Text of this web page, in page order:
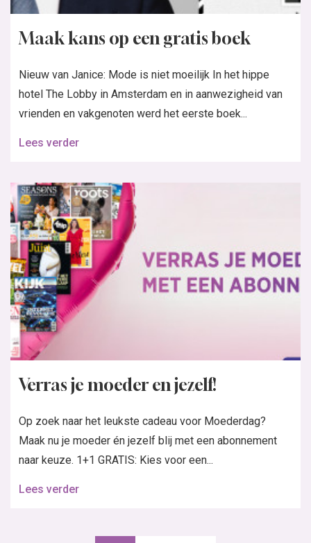
Maak kans op een gratis boek
Nieuw van Janice: Mode is niet moeilijk In het hippe
hotel The Lobby in Amsterdam en in aanwezigheid van
vrienden en vakgenoten werd het eerste boek...
Lees verder
Verras je moeder en jezelf!
Op zoek naar het leukste cadeau voor Moederdag?
Maak nu je moeder én jezelf blij met een abonnement
naar keuze. 1+1 GRATIS: Kies voor een...
Lees verder